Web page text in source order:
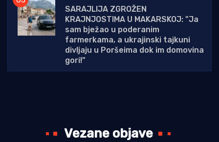
SARAJLIJA ZGROŽEN
KRAJNJOSTIMA U MAKARSKOJ: "Ja
sam bježao u poderanim
farmerkama, a ukrajinski tajkuni
divljaju u Poršeima dok im domovina
gori!"
Vezane objave